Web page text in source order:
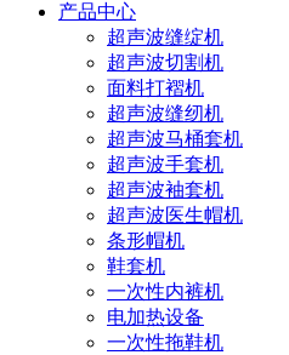
产品中心
超声波缝绽机
超声波切割机
面料打褶机
超声波缝纫机
超声波马桶套机
超声波手套机
超声波袖套机
超声波医生帽机
条形帽机
鞋套机
一次性内裤机
电加热设备
一次性拖鞋机